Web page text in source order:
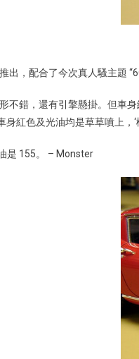
出，配合了今次真人騷主題
不錯，還有引擎懸掛。但車
紅色及光油均是草草噴上，
是 155。 – Monster